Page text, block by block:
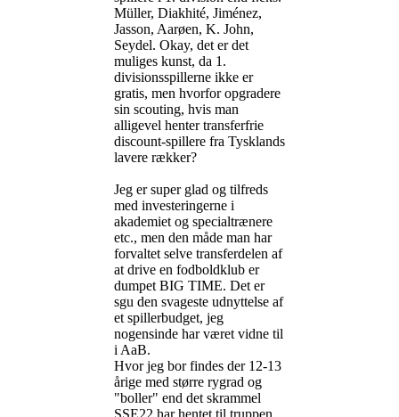
Müller, Diakhité, Jiménez,
Jasson, Aarøen, K. John,
Seydel. Okay, det er det
muliges kunst, da 1.
divisionsspillerne ikke er
gratis, men hvorfor opgradere
sin scouting, hvis man
alligevel henter transferfrie
discount-spillere fra Tysklands
lavere rækker?
Jeg er super glad og tilfreds
med investeringerne i
akademiet og specialtrænere
etc., men den måde man har
forvaltet selve transferdelen af
at drive en fodboldklub er
dumpet BIG TIME. Det er
sgu den svageste udnyttelse af
et spillerbudget, jeg
nogensinde har været vidne til
i AaB.
Hvor jeg bor findes der 12-13
årige med større rygrad og
"boller" end det skrammel